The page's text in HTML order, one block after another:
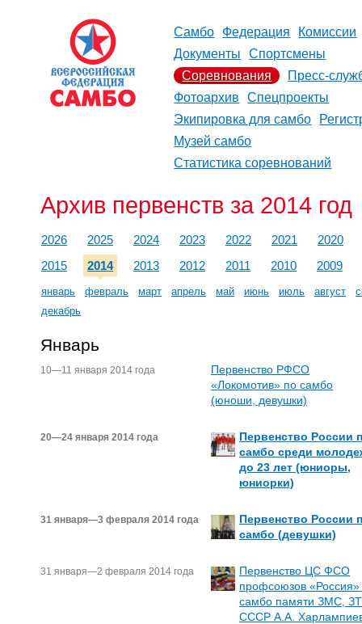
Самбо Федерация
Комиссии
Документы
Спортсмены
Соревнования
Пресс-
Фотоархив
Спецпроекты
Экипировка для самбо
Музей самбо
Статистика соревнований
Архив первенств за 2014 год
2026 2025 2024 2023 2022 2021
2020
2015
2014 2013 2012 2011 2010 2009
январь февраль март апрель май июнь июль август
декабрь
Январь
10—11 января 2014 года
Первенство РФСО
«Локомотив» по самбо
(юноши, девушки)
20—24 января 2014 года
Первенство России
самбо среди
до 23 лет (юниоры,
юниорки)
31 января—3 февраля 2014 года
Первенство России
самбо (девушки)
31 января—2 февраля 2014 года
Первенство ЦС ФСО
профсоюзов «Россия»
самбо памяти ЗМС, ЗТ
СССР А.А.